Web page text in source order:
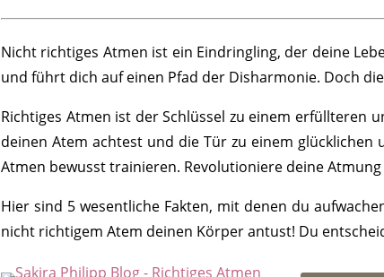
Nicht richtiges Atmen ist ein Eindringling, der deine
und führt dich auf einen Pfad der Disharmonie. Doch
Richtiges Atmen ist der Schlüssel zu einem erfüllteren
deinen Atem achtest und die Tür zu einem
Atmen bewusst trainieren. Revolutioniere deine
Hier sind 5 wesentliche Fakten, mit denen du
nicht richtigem Atem deinen Körper antust! Du